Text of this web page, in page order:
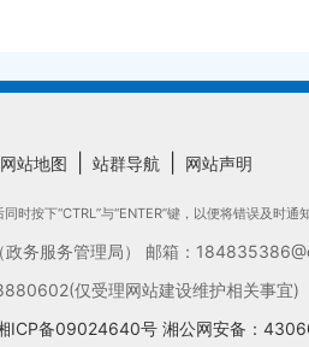
网站地图 站群导航 网站声明
按下“CTRL”与“ENTER”键，以便将错误及时通
政务服务管理局） 邮箱：
仅受理网站建设维护相关事宜)
ICP备09024640号 湘公网安备：